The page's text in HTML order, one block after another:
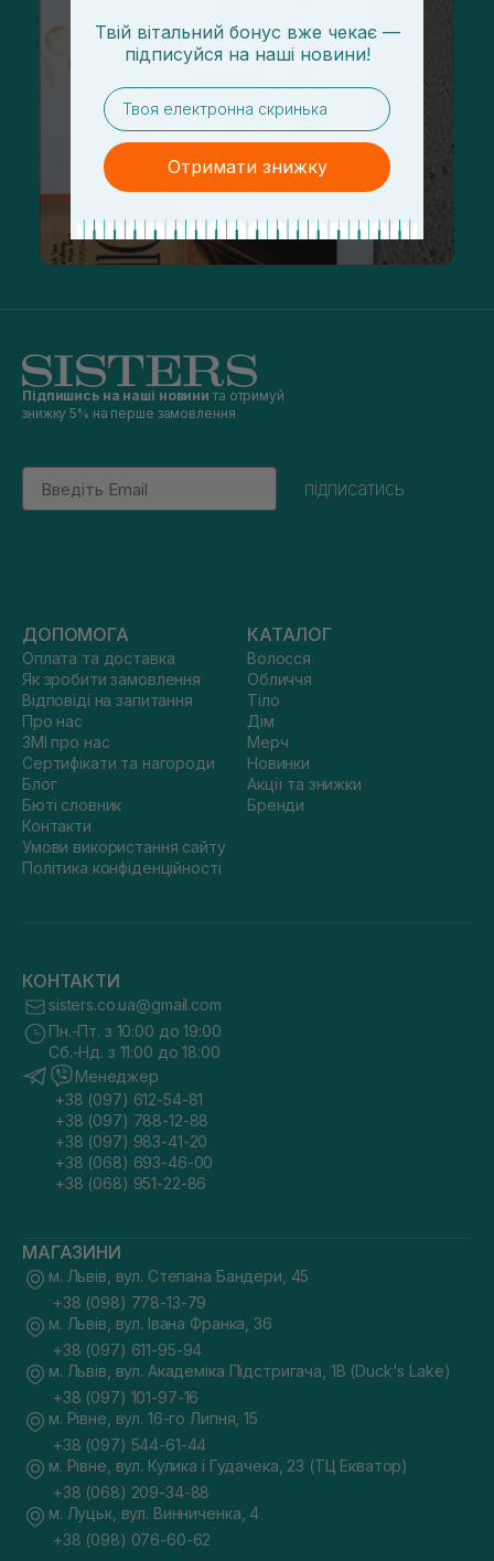
Підпишись на наші новини та отримуй
знижку 5% на перше замовлення
Email
підписатись
ДОПОМОГА
Оплата та доставка
Як зробити замовлення
Відповіді на запитання
Про нас
ЗМІ про нас
Сертифікати та нагороди
Блог
Бюті словник
Контакти
Умови використання сайту
Політика конфіденційності
КАТАЛОГ
Волосся
Обличчя
Тіло
Дім
Мерч
Новинки
Акції та знижки
Бренди
КОНТАКТИ
sisters.co.ua@gmail.com
Пн.-Пт. з 10:00 до 19:00
Сб.-Нд. з 11:00 до 18:00
Менеджер
+38 (097) 612-54-81
+38 (097) 788-12-88
+38 (097) 983-41-20
+38 (068) 693-46-00
+38 (068) 951-22-86
МАГАЗИНИ
м. Львів, вул. Степана Бандери, 45
+38 (098) 778-13-79
м. Львів, вул. Івана Франка, 36
+38 (097) 611-95-94
м. Львів, вул. Академіка Підстригача, 1В (Duck's Lake)
+38 (097) 101-97-16
м. Рівне, вул. 16-го Липня, 15
+38 (097) 544-61-44
м. Рівне, вул. Кулика і Гудачека, 23 (ТЦ Екватор)
+38 (068) 209-34-88
м. Луцьк, вул. Винниченка, 4
+38 (098) 076-60-62
Твій вітальний бонус вже чекає —
підписуйся на наші новини!
email
Отримати знижку